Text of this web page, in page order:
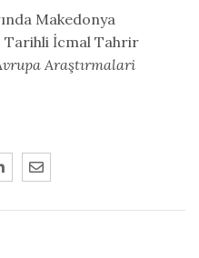
Makedonya
Tarihli İcmal Tahrir
Araştırmalari